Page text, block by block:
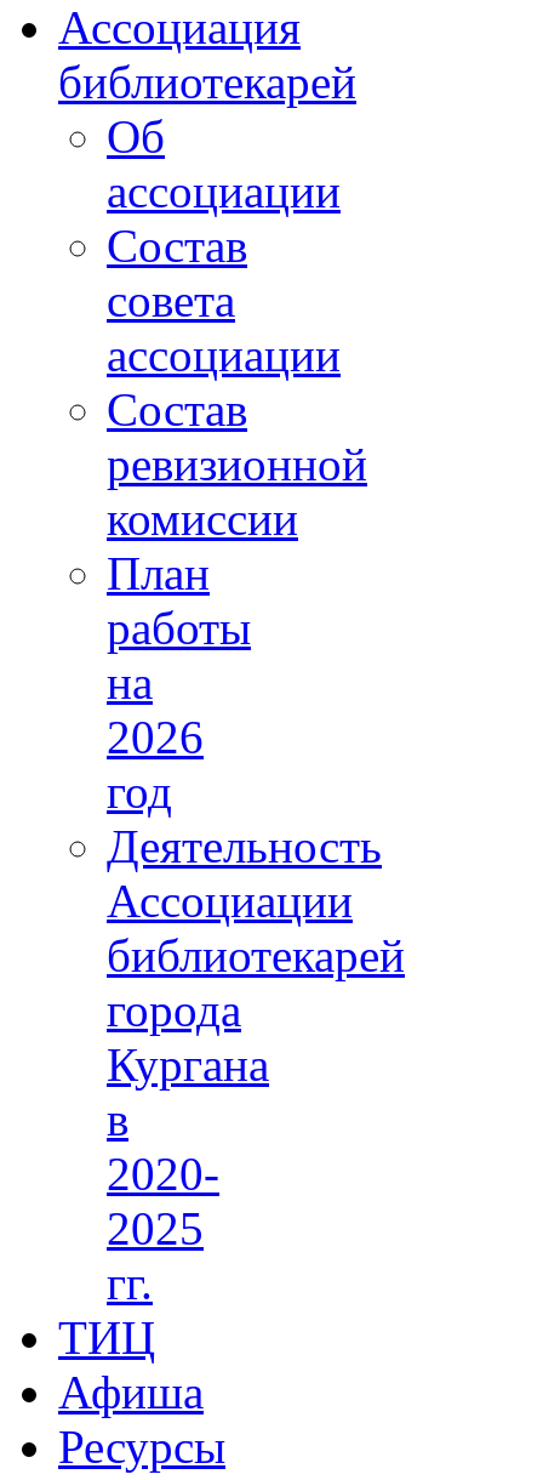
Ассоциация
библиотекарей
Об
ассоциации
Состав
совета
ассоциации
Состав
ревизионной
комиссии
План
работы
на
2026
год
Деятельность
Ассоциации
библиотекарей
города
Кургана
в
2020-
2025
гг.
ТИЦ
Афиша
Ресурсы